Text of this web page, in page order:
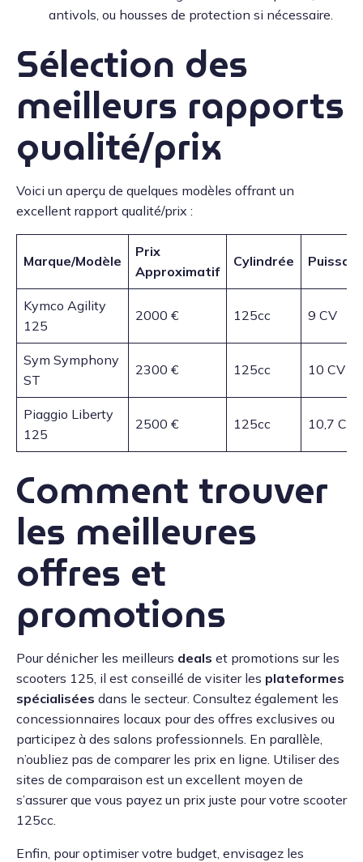
antivols, ou housses de protection si nécessaire.
Sélection des
meilleurs rapports
qualité/prix
Voici un aperçu de quelques modèles offrant un
excellent rapport qualité/prix :
Marque/Modèle
Prix
Approximatif
Cylindrée
Kymco Agility
125
2000 € 125cc 9 CV
Sym Symphony
ST
2300 € 125cc 10 CV
Piaggio Liberty
125
2500 € 125cc 10,7 CV
Comment trouver
les meilleures
offres et
promotions
Pour dénicher les meilleurs deals et promotions sur les
scooters 125, il est conseillé de visiter les plateformes
spécialisées dans le secteur. Consultez également les
concessionnaires locaux pour des offres exclusives ou
participez à des salons professionnels. En parallèle,
n’oubliez pas de comparer les prix en ligne. Utiliser des
sites de comparaison est un excellent moyen de
s’assurer que vous payez un prix juste pour votre scooter
125cc.
Enfin, pour optimiser votre budget, envisagez les